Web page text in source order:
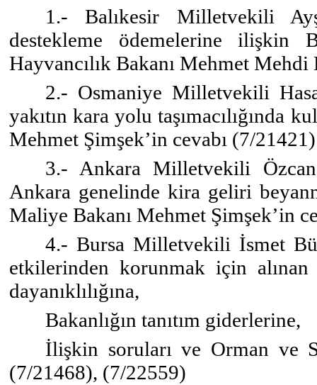
1.- Balıkesir Milletvekili
destekleme ödemelerine ilişkin
Hayvancılık Bakanı Mehmet
2.- Osmaniye Milletvekili
yakıtın kara yolu taşımacılığında
Mehmet Şimşek’in cevabı (7/21421)
3.- Ankara Milletvekili Özcan
Ankara genelinde kira geliri
Maliye Bakanı Mehmet Şimşek’in
4.- Bursa Milletvekili İsmet
etkilerinden korunmak için
dayanıklılığına,
Bakanlığın tanıtım giderlerine,
İlişkin soruları ve Orman ve
(7/21468), (7/22559)